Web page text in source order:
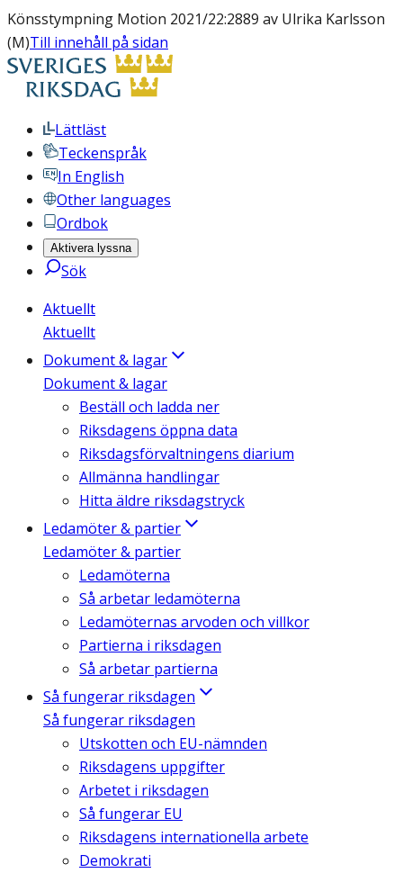
Könsstympning Motion 2021/22:2889 av Ulrika Karlsson
(M)Till innehåll på sidan
Lättläst
Teckenspråk
In English
Other languages
Ordbok
Aktivera lyssna
Sök
Aktuellt
Aktuellt
Dokument & lagar
Dokument & lagar
Beställ och ladda ner
Riksdagens öppna data
Riksdagsförvaltningens diarium
Allmänna handlingar
Hitta äldre riksdagstryck
Ledamöter & partier
Ledamöter & partier
Ledamöterna
Så arbetar ledamöterna
Ledamöternas arvoden och villkor
Partierna i riksdagen
Så arbetar partierna
Så fungerar riksdagen
Så fungerar riksdagen
Utskotten och EU-nämnden
Riksdagens uppgifter
Arbetet i riksdagen
Så fungerar EU
Riksdagens internationella arbete
Demokrati